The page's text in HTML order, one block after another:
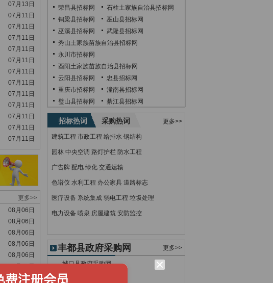
07月13日
07月11日
07月11日
07月11日
07月11日
07月11日
07月11日
07月11日
07月11日
07月11日
07月11日
07月11日
07月11日
更多>>
08月06日
08月06日
08月06日
08月06日
08月06日
08月06日
荣昌县招标网
石柱土家族自治县招标网
铜梁县招标网
巫山县招标网
巫溪县招标网
武隆县招标网
秀山土家族苗族自治县招标网
永川市招标网
酉阳土家族苗族自治县招标网
云阳县招标网
忠县招标网
重庆市招标网
潼南县招标网
璧山县招标网
綦江县招标网
更多>>
招标热词 采购热词
建筑工程 市政工程 给排水 钢结构
园林 中央空调 路灯护栏 防水工程
广告牌 配电 绿化 交通运输
色谱仪 水利工程 办公家具 道路标志
医疗设备 系统集成 弱电工程 垃圾处理
电力设备 喷泉 房屋建筑 安防监控
丰都县政府采购网 更多>>
城口县政府采购网
大足县政府采购网